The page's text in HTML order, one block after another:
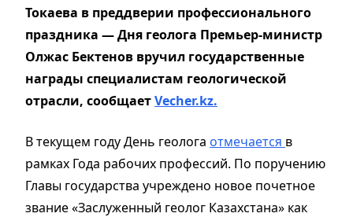
Токаева в преддверии профессионального
праздника — Дня геолога Премьер-министр
Олжас Бектенов вручил государственные
награды специалистам геологической
отрасли, сообщаетVecher.kz.
В текущем году День геолога отмечается в
рамках Года рабочих профессий. По поручению
Главы государства учреждено новое почетное
звание «Заслуженный геолог Казахстана» как